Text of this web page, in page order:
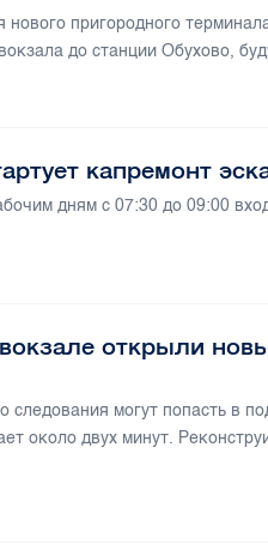
пригородного
до станции Обухово,
капремонт
дням с 07:30 до 09:00
открыли
следования могут попасть в
около двух минут.